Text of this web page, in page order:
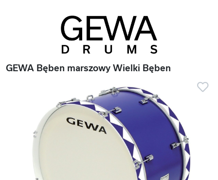
GEWA Bęben marszowy Wielki Bęben